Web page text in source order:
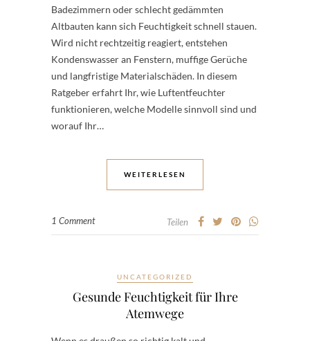
Badezimmern oder schlecht gedämmten
Altbauten kann sich Feuchtigkeit schnell stauen.
Wird nicht rechtzeitig reagiert, entstehen
Kondenswasser an Fenstern, muffige Gerüche
und langfristige Materialschäden. In diesem
Ratgeber erfahrt Ihr, wie Luftentfeuchter
funktionieren, welche Modelle sinnvoll sind und
worauf Ihr…
WEITERLESEN
1 Comment Teilen
UNCATEGORIZED
Gesunde Feuchtigkeit für Ihre
Atemwege